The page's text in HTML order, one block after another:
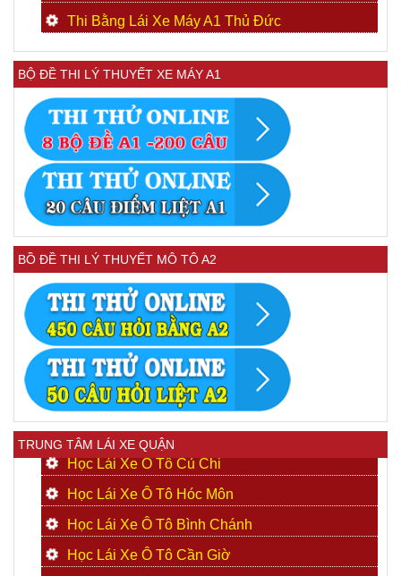
Thi Bằng Lái Xe Máy A1 Thủ Đức
BỘ ĐỀ THI LÝ THUYẾT XE MÁY A1
BỒ ĐỀ THI LÝ THUYẾT MÔ TÔ A2
TRUNG TÂM LÁI XE QUẬN
Học Lái Xe Ô Tô Củ Chi
Học Lái Xe Ô Tô Hóc Môn
Học Lái Xe Ô Tô Bình Chánh
Học Lái Xe Ô Tô Cần Giờ